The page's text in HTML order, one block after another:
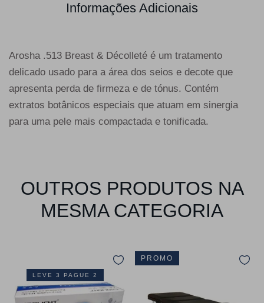
Informações Adicionais
Arosha .513 Breast & Décolleté é um tratamento
delicado usado para a área dos seios e decote que
apresenta perda de firmeza e de tónus. Contém
extratos botânicos especiais que atuam em sinergia
para uma pele mais compactada e tonificada.
OUTROS PRODUTOS NA
MESMA CATEGORIA
LEVE 3 PAGUE 2
PROMO